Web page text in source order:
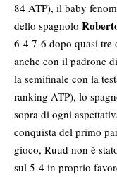
84 ATP), il baby
dello spagnolo
6-4 7-6 dopo quasi
anche con il padrone
la semifinale con la
ranking ATP), lo
sopra di ogni
conquista del primo
gioco, Ruud non è
sul 5-4 in proprio